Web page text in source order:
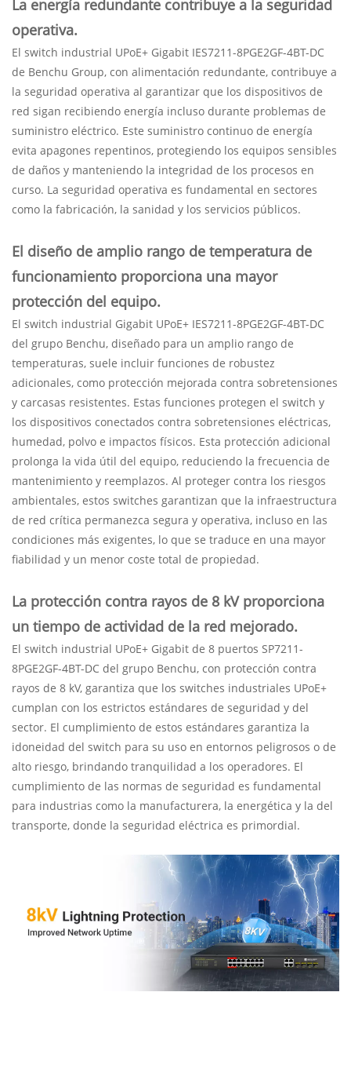
La energía redundante contribuye a la seguridad
operativa.
El switch industrial UPoE+ Gigabit IES7211-8PGE2GF-4BT-DC
de Benchu ​​Group, con alimentación redundante, contribuye a
la seguridad operativa al garantizar que los dispositivos de
red sigan recibiendo energía incluso durante problemas de
suministro eléctrico. Este suministro continuo de energía
evita apagones repentinos, protegiendo los equipos sensibles
de daños y manteniendo la integridad de los procesos en
curso. La seguridad operativa es fundamental en sectores
como la fabricación, la sanidad y los servicios públicos.
El diseño de amplio rango de temperatura de
funcionamiento proporciona una mayor
protección del equipo.
El switch industrial Gigabit UPoE+ IES7211-8PGE2GF-4BT-DC
del grupo Benchu, diseñado para un amplio rango de
temperaturas, suele incluir funciones de robustez
adicionales, como protección mejorada contra sobretensiones
y carcasas resistentes. Estas funciones protegen el switch y
los dispositivos conectados contra sobretensiones eléctricas,
humedad, polvo e impactos físicos. Esta protección adicional
prolonga la vida útil del equipo, reduciendo la frecuencia de
mantenimiento y reemplazos. Al proteger contra los riesgos
ambientales, estos switches garantizan que la infraestructura
de red crítica permanezca segura y operativa, incluso en las
condiciones más exigentes, lo que se traduce en una mayor
fiabilidad y un menor coste total de propiedad.
La protección contra rayos de 8 kV proporciona
un tiempo de actividad de la red mejorado.
El switch industrial UPoE+ Gigabit de 8 puertos SP7211-
8PGE2GF-4BT-DC del grupo Benchu, con protección contra
rayos de 8 kV, garantiza que los switches industriales UPoE+
cumplan con los estrictos estándares de seguridad y del
sector. El cumplimiento de estos estándares garantiza la
idoneidad del switch para su uso en entornos peligrosos o de
alto riesgo, brindando tranquilidad a los operadores. El
cumplimiento de las normas de seguridad es fundamental
para industrias como la manufacturera, la energética y la del
transporte, donde la seguridad eléctrica es primordial.